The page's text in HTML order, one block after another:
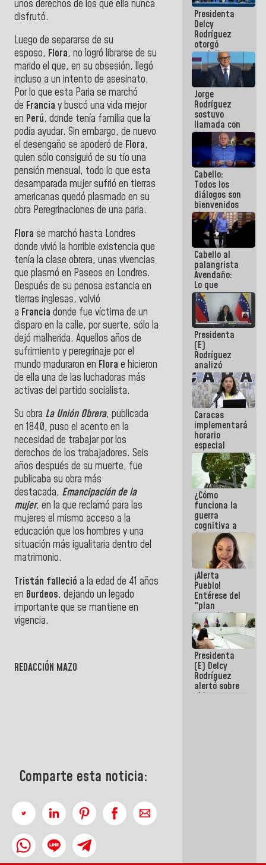
unos derechos de los que ella nunca
disfrutó.
Luego de separarse de su
esposo, Flora, no logró librarse de su
marido el que, en su obsesión, llegó
incluso a un intento de asesinato.
Por lo que esta Paria se marchó
de Francia y buscó una vida mejor
en Perú, donde tenía familia que la
podía ayudar. Sin embargo, de nuevo
el desengaño se apoderó de Flora,
quien sólo consiguió de su tío una
pensión mensual, todo lo que esta
desamparada mujer sufrió en tierras
americanas quedó plasmado en su
obra Peregrinaciones de una paria.
Flora se marchó hasta Londres
donde vivió la horrible existencia que
tenía la clase obrera, unas vivencias
que plasmó en Paseos en Londres.
Después de su penosa estancia en
tierras inglesas, volvió
a Francia donde fue víctima de un
disparo en la calle, por suerte, sólo la
dejó malherida. Aquellos años de
sufrimiento y peregrinaje por el
mundo maduraron en Flora e hicieron
de ella una de las luchadoras más
activas del partido socialista.
Su obra La Unión Obrera, publicada
en 1840, puso el acento en la
necesidad de trabajar por los
derechos de los trabajadores. Seis
años después de su muerte, fue
publicaba su obra más
destacada, Emancipación de la
mujer, en la que reclamó para las
mujeres el mismo acceso a la
educación que los hombres y una
situación más igualitaria dentro del
matrimonio.
Tristán falleció a la edad de 41 años
en Burdeos, dejando un legado
importante que se mantiene en
vigencia.
REDACCIÓN MAZO
Comparte esta noticia:
que haces
es
embarrarla
Presidenta
Delcy
Rodríguez
otorgó
medalla
"Héroe de
Venezuela"
a servidores
públicos
Jorge
Rodríguez
sostuvo
llamada con
Dinorah
Figuera y
acuerdan
primer
encuentro
presencial
para el
diálogo
Cabello:
Todos los
diálogos son
bienvenidos
siempre que
estén en el
marco de la
Constitución
de la
República
Cabello al
palangrista
Avendaño:
Lo que
vayas a
escribir
hazlo hoy
por que no
sabemos si
la semana
que viene
hay
programa
Presidenta
(E)
Rodríguez
analizó
junto a
gobernadores
planes de
recuperación
del Sistema
Eléctrico
Nacional
Caracas
implementará
horario
especial
para
adaptarse
al plan de
ahorro
energético
¿Cómo
funciona la
guerra
cognitiva a
favor de la
narrativa
hegemónica?
(1)
¡Alerta
Pueblo!
Entérese del
"plan
enjambre"
de La Sayo
para
sabotear el
diálogo y
promover el
caos
Presidenta
(E) Delcy
Rodríguez
alertó sobre
el impacto